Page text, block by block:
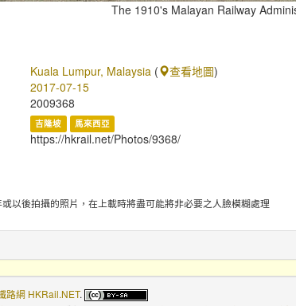
The 1910's Malayan Railway
Kuala Lumpur, Malaysia ( 查看地圖)
2017-07-15
2009368
吉隆坡 馬來西亞
https://hkrail.net/Photos/9368/
以後拍攝的照片，在上載時將盡可能將非必要之人臉模糊處理
路網 HKRail.NET.